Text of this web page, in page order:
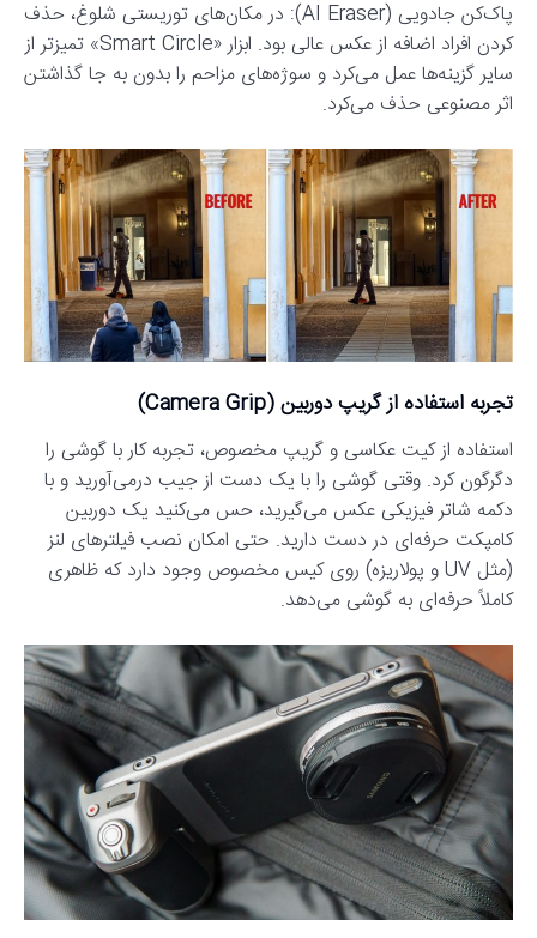
پاک‌کن جادویی (AI Eraser): در مکان‌های توریستی شلوغ، حذف
کردن افراد اضافه از عکس عالی بود. ابزار «Smart Circle» تمیزتر از
سایر گزینه‌ها عمل می‌کرد و سوژه‌های مزاحم را بدون به جا گذاشتن
اثر مصنوعی حذف می‌کرد.
تجربه استفاده از گریپ دوربین (Camera Grip)
استفاده از کیت عکاسی و گریپ مخصوص، تجربه کار با گوشی را
دگرگون کرد. وقتی گوشی را با یک دست از جیب درمی‌آورید و با
دکمه شاتر فیزیکی عکس می‌گیرید، حس می‌کنید یک دوربین
کامپکت حرفه‌ای در دست دارید. حتی امکان نصب فیلترهای لنز
(مثل UV و پولاریزه) روی کیس مخصوص وجود دارد که ظاهری
کاملاً حرفه‌ای به گوشی می‌دهد.